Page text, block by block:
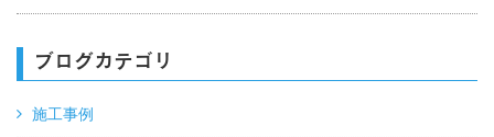
ブログカテゴリ
施工事例